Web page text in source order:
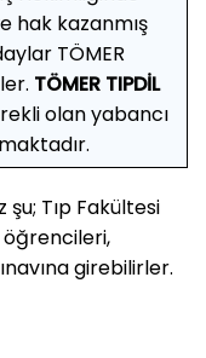
hak kazanmış
TÖMER
TÖMER TIPDİL
olan yabancı
şu; Tıp Fakültesi
öğrencileri,
girebilirler.